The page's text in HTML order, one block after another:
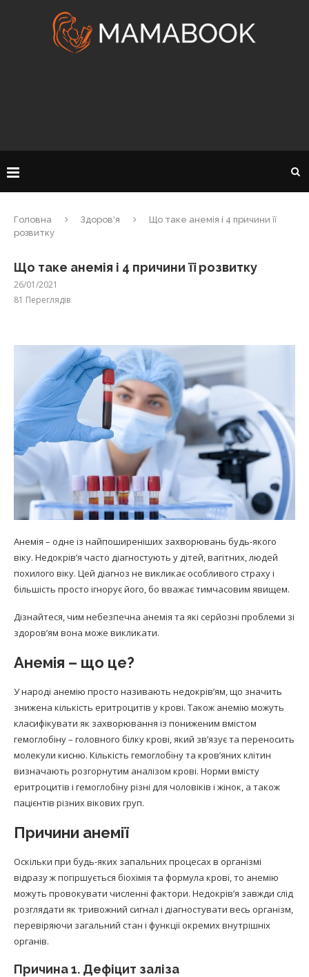
Головна Здоров'я
Що таке анемія і 4 причини її
розвитку
Що таке анемія і 4 причини її розвитку
26/01/2021
81 Переглядів
Анемія – одне із найпоширеніших захворювань будь-якого
віку. Недокрів’я часто діагностують у дітей, вагітних, людей
похилого віку. Цей діагноз не викликає особливого страху і
більшість просто ігнорує його, бо вважає тимчасовим явищем.
Дізнайтеся, чим небезпечна анемія та які серйозні проблеми зі
здоров’ям вона може викликати.
Анемія – що це?
У народі анемію просто називають недокрів’ям, що значить
знижена кількість еритроцитів у крові. Також анемію можуть
класифікувати як захворювання із пониженим вмістом
гемоглобіну – головного білку крові, який зв’язує та переносить
молекули кисню. Кількість гемоглобіну та кров’яних клітин
визначають розгорнутим аналізом крові. Норми вмісту
еритроцитів і гемоглобіну різні для чоловіків і жінок, а також
пацієнтів різних вікових груп.
Причини анемії
Оскільки при будь-яких запальних процесах в організмі
відразу ж погіршується біохімія та формула крові, то анемію
можуть провокувати численні фактори. Недокрів’я завжди слід
розглядати як тривожний сигнал і діагностувати весь організм,
перевіряючи загальний стан і функції окремих внутрішніх
органів.
Причина 1. Дефіцит заліза